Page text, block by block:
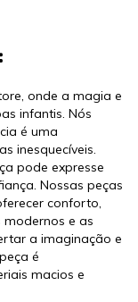
onde a magia e
infantis. Nós
é uma
inesquecíveis.
pode expresse
Nossas peças
conforto,
modernos e as
a imaginação e
é
macios e